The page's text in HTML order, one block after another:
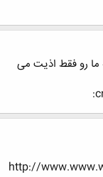
ما رو فقط اذیت می
http://